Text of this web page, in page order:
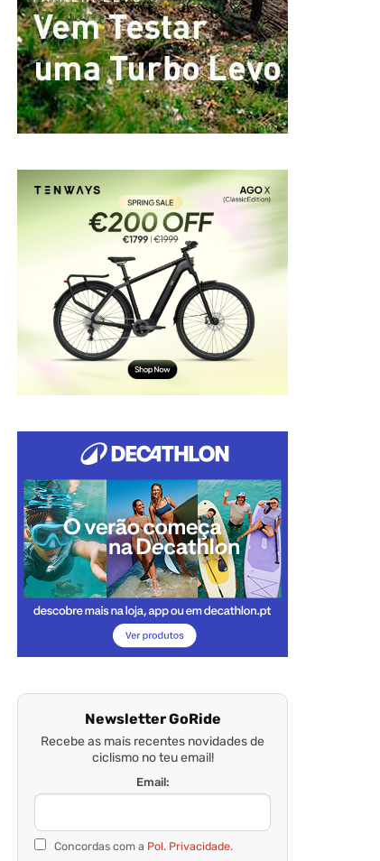
Newsletter GoRide
Recebe as mais recentes novidades de
ciclismo no teu email!
Email:
Concordas com a Pol. Privacidade.